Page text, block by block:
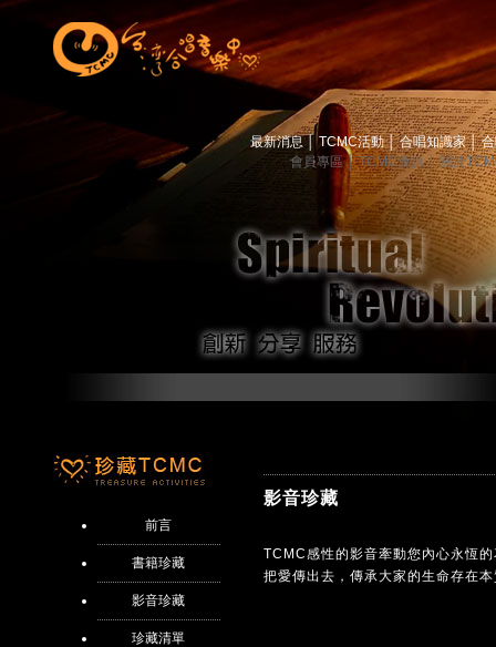
最新消息 TCMC活動│ 合唱知識家│
會員專區│ TCMC會訊│ 關於
前言
書籍珍藏
影音珍藏
珍藏清單
影音珍藏
TCMC感性的影音牽動您內心永恆
把愛傳出去，傳承大家的生命存在